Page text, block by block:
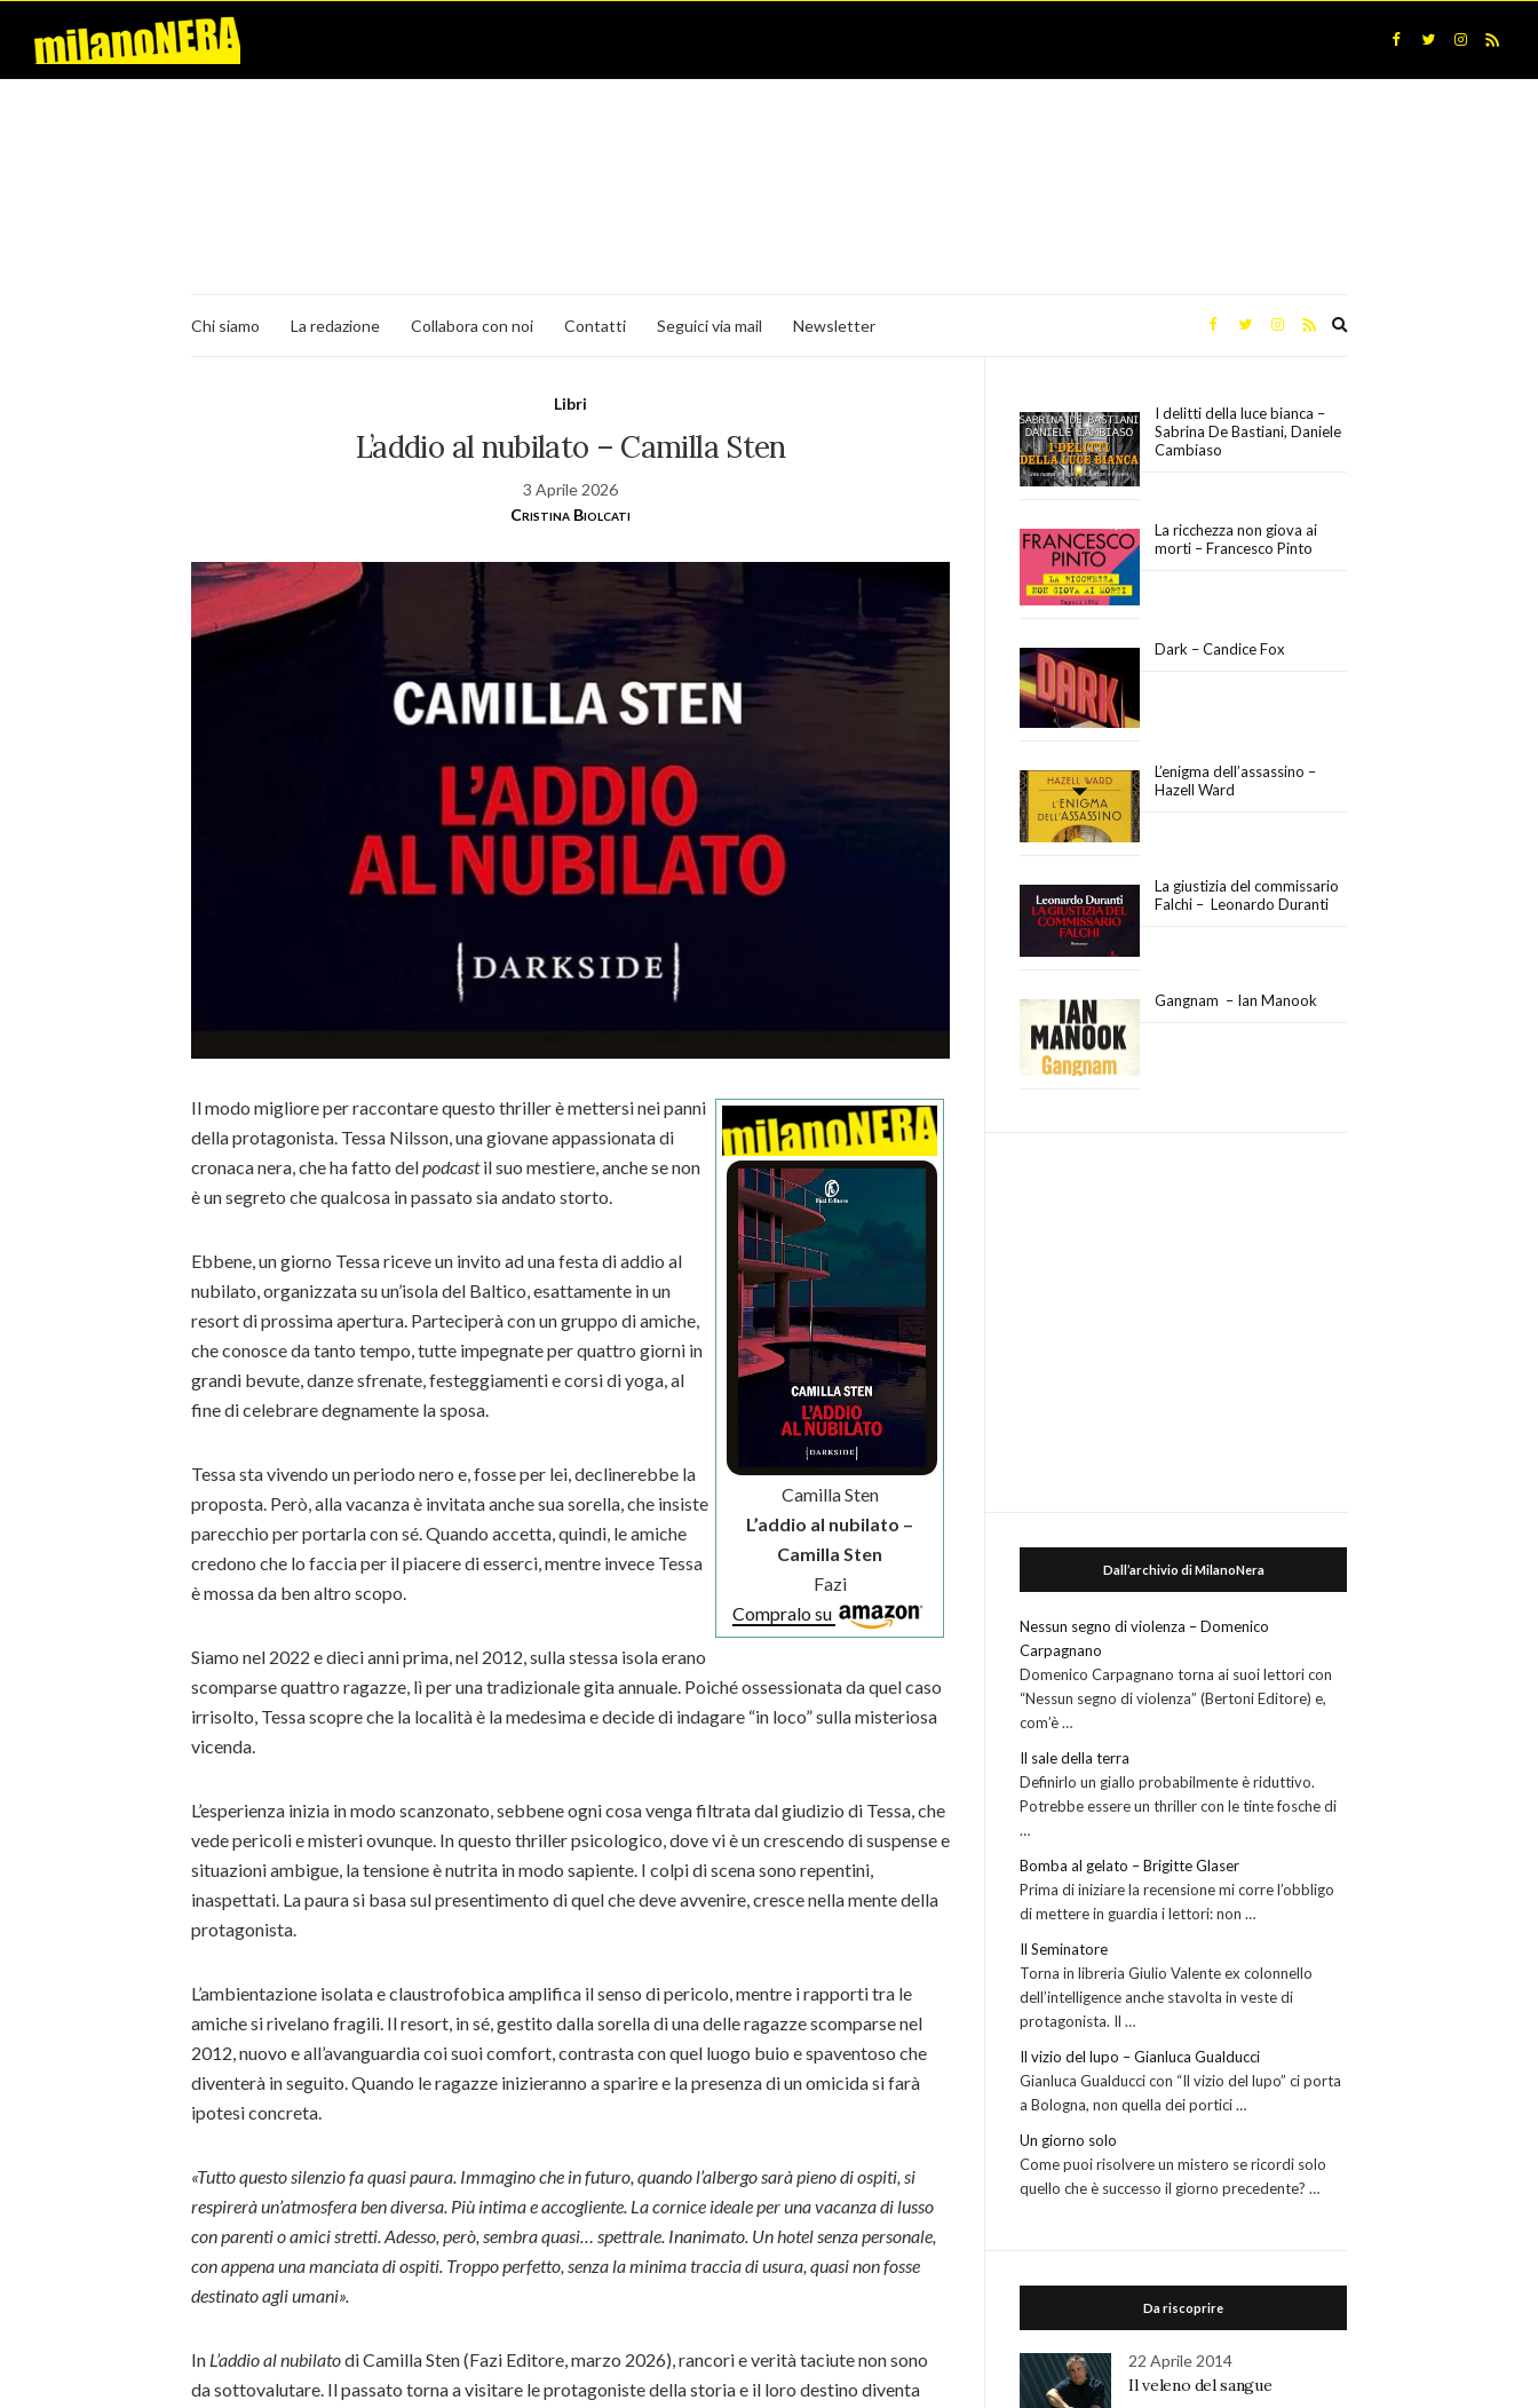
Chi siamo La redazione Collabora con noi Contatti Seguici via mail Newsletter
Libri
L’addio al nubilato – Camilla Sten
3 Aprile 2026
Cristina Biolcati
Camilla Sten
L’addio al nubilato –
Camilla Sten
Fazi
Compralo su
Il modo migliore per raccontare questo thriller è mettersi nei panni
della protagonista. Tessa Nilsson, una giovane appassionata di
cronaca nera, che ha fatto delpodcastil suo mestiere, anche se non
è un segreto che qualcosa in passato sia andato storto.
Ebbene, un giorno Tessa riceve un invito ad una festa di addio al
nubilato, organizzata su un’isola del Baltico, esattamente in un
resort di prossima apertura. Parteciperà con un gruppo di amiche,
che conosce da tanto tempo, tutte impegnate per quattro giorni in
grandi bevute, danze sfrenate, festeggiamenti e corsi di yoga, al
fine di celebrare degnamente la sposa.
Tessa sta vivendo un periodo nero e, fosse per lei, declinerebbe la
proposta. Però, alla vacanza è invitata anche sua sorella, che insiste
parecchio per portarla con sé. Quando accetta, quindi, le amiche
credono che lo faccia per il piacere di esserci, mentre invece Tessa
è mossa da ben altro scopo.
Siamo nel 2022 e dieci anni prima, nel 2012, sulla stessa isola erano
scomparse quattro ragazze, lì per una tradizionale gita annuale. Poiché ossessionata da quel caso
irrisolto, Tessa scopre che la località è la medesima e decide di indagare “in loco” sulla misteriosa
vicenda.
L’esperienza inizia in modo scanzonato, sebbene ogni cosa venga filtrata dal giudizio di Tessa, che
vede pericoli e misteri ovunque. In questo thriller psicologico, dove vi è un crescendo di suspense e
situazioni ambigue, la tensione è nutrita in modo sapiente. I colpi di scena sono repentini,
inaspettati. La paura si basa sul presentimento di quel che deve avvenire, cresce nella mente della
protagonista.
L’ambientazione isolata e claustrofobica amplifica il senso di pericolo, mentre i rapporti tra le
amiche si rivelano fragili. Il resort, in sé, gestito dalla sorella di una delle ragazze scomparse nel
2012, nuovo e all’avanguardia coi suoi comfort, contrasta con quel luogo buio e spaventoso che
diventerà in seguito. Quando le ragazze inizieranno a sparire e la presenza di un omicida si farà
ipotesi concreta.
«Tutto questo silenzio fa quasi paura. Immagino che in futuro, quando l’albergo sarà pieno di ospiti, si
respirerà un’atmosfera ben diversa. Più intima e accogliente. La cornice ideale per una vacanza di lusso
con parenti o amici stretti. Adesso, però, sembra quasi… spettrale. Inanimato. Un hotel senza personale,
con appena una manciata di ospiti. Troppo perfetto, senza la minima traccia di usura, quasi non fosse
destinato agli umani».
In L’addio al nubilatodi Camilla Sten (Fazi Editore, marzo 2026), rancori e verità taciute non sono
da sottovalutare. Il passato torna a visitare le protagoniste della storia e il loro destino diventa
I delitti della luce bianca –
Sabrina De Bastiani, Daniele
Cambiaso
La ricchezza non giova ai
morti – Francesco Pinto
Dark – Candice Fox
L’enigma dell’assassino –
Hazell Ward
La giustizia del commissario
Falchi – Leonardo Duranti
Gangnam – Ian Manook
Dall’archivio di MilanoNera
Nessun segno di violenza – Domenico
Carpagnano
Domenico Carpagnano torna ai suoi lettori con
“Nessun segno di violenza” (Bertoni Editore) e,
com’è …
Il sale della terra
Definirlo un giallo probabilmente è riduttivo.
Potrebbe essere un thriller con le tinte fosche di
…
Bomba al gelato – Brigitte Glaser
Prima di iniziare la recensione mi corre l’obbligo
di mettere in guardia i lettori: non …
Il Seminatore
Torna in libreria Giulio Valente ex colonnello
dell’intelligence anche stavolta in veste di
protagonista. Il …
Il vizio del lupo – Gianluca Gualducci
Gianluca Gualducci con “Il vizio del lupo” ci porta
a Bologna, non quella dei portici …
Un giorno solo
Come puoi risolvere un mistero se ricordi solo
quello che è successo il giorno precedente? …
Da riscoprire
22 Aprile 2014
Il veleno del sangue